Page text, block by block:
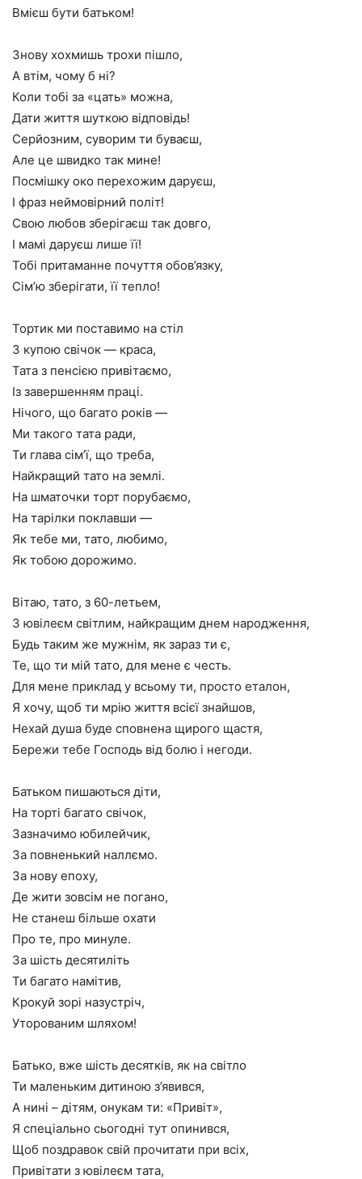
Вмієш бути батьком!
Знову хохмишь трохи пішло,
А втім, чому б ні?
Коли тобі за «цать» можна,
Дати життя шуткою відповідь!
Серйозним, суворим ти буваєш,
Але це швидко так мине!
Посмішку око перехожим даруєш,
І фраз неймовірний політ!
Свою любов зберігаєш так довго,
І мамі даруєш лише її!
Тобі притаманне почуття обов’язку,
Сім’ю зберігати, її тепло!
Тортик ми поставимо на стіл
З купою свічок — краса,
Тата з пенсією привітаємо,
Із завершенням праці.
Нічого, що багато років —
Ми такого тата ради,
Ти глава сім’ї, що треба,
Найкращий тато на землі.
На шматочки торт порубаємо,
На тарілки поклавши —
Як тебе ми, тато, любимо,
Як тобою дорожимо.
Вітаю, тато, з 60-летьем,
З ювілеєм світлим, найкращим днем народження,
Будь таким же мужнім, як зараз ти є,
Те, що ти мій тато, для мене є честь.
Для мене приклад у всьому ти, просто еталон,
Я хочу, щоб ти мрію життя всієї знайшов,
Нехай душа буде сповнена щирого щастя,
Бережи тебе Господь від болю і негоди.
Батьком пишаються діти,
На торті багато свічок,
Зазначимо юбилейчик,
За повненький наллємо.
За нову епоху,
Де жити зовсім не погано,
Не станеш більше охати
Про те, про минуле.
За шість десятиліть
Ти багато намітив,
Крокуй зорі назустріч,
Уторованим шляхом!
Батько, вже шість десятків, як на світло
Ти маленьким дитиною з’явився,
А нині – дітям, онукам ти: «Привіт»,
Я спеціально сьогодні тут опинився,
Щоб поздравок свій прочитати при всіх,
Привітати з ювілеєм тата,